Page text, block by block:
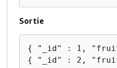
Sortie
{
{
"_id" : 2,